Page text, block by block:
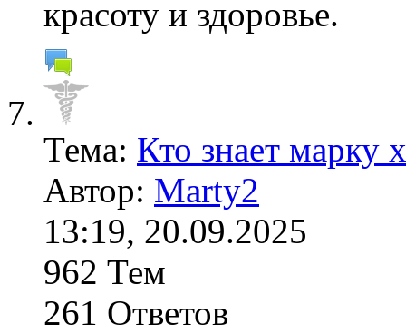
красоту и здоровье.
Тема: Кто знает марку
Автор: Marty2
13:19, 20.09.2025
962 Тем
261 Ответов